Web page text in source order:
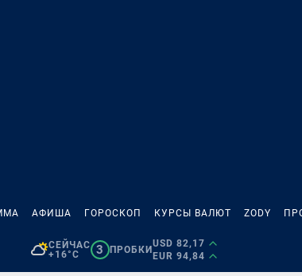
АФИША ГОРОСКОП КУРСЫ ВАЛЮТ ZODY
СЕЙЧАС
+16°C
3 ПРОБКИ
USD 82,17
EUR 94,84